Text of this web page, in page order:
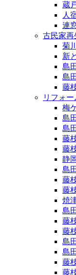
蔵
人
連
古民家再
菊
新
島
島
藤
リフォー
梅
島
島
藤
藤
静
島
藤
藤
焼
島
藤
藤
島
島
藤
藤